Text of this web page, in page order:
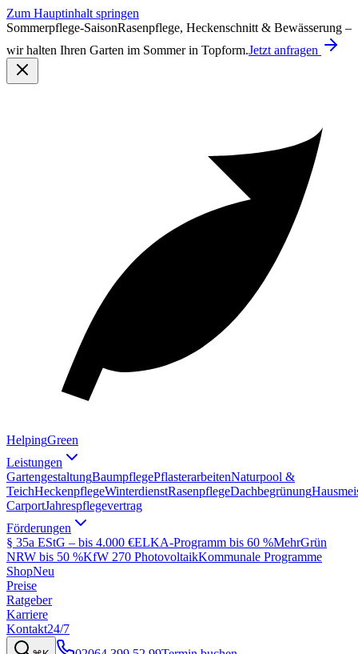
Zum Hauptinhalt springen
Sommerpflege-SaisonRasenpflege, Heckenschnitt & Bewässerung –
wir halten Ihren Garten im Sommer in Topform.Jetzt anfragen
HelpingGreen
Leistungen
GartengestaltungBaumpflegePflasterarbeitenNaturpool &
TeichHeckenpflegeWinterdienstRasenpflegeDachbegrünung
CarportJahrespflegevertrag
Förderungen
§ 35a EStG – bis 4.000 €ELKA-Programm bis 60 %MehrGrün
NRW bis 50 %KfW 270 PhotovoltaikKommunale Programme
ShopNeu
Preise
Ratgeber
Karriere
Kontakt24/7